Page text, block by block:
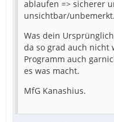
ablaufen => sicherer
unsichtbar/unbemerkt.
Was dein
da so grad auch nicht
Programm auch
es was macht.
MfG Kanashius.